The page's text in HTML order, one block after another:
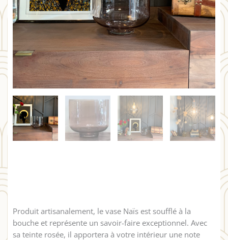
Produit artisanalement, le vase Naïs est soufflé à la
bouche et représente un savoir-faire exceptionnel. Avec
sa teinte rosée, il apportera à votre intérieur une note